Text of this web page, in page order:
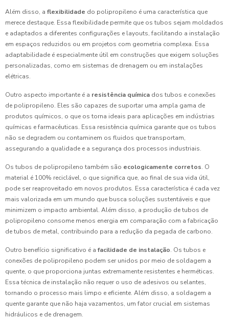
Além disso, a flexibilidade do polipropileno é uma característica que
merece destaque. Essa flexibilidade permite que os tubos sejam moldados
e adaptados a diferentes configurações e layouts, facilitando a instalação
em espaços reduzidos ou em projetos com geometria complexa. Essa
adaptabilidade é especialmente útil em construções que exigem soluções
personalizadas, como em sistemas de drenagem ou em instalações
elétricas.
Outro aspecto importante é a resistência química dos tubos e conexões
de polipropileno. Eles são capazes de suportar uma ampla gama de
produtos químicos, o que os torna ideais para aplicações em indústrias
químicas e farmacêuticas. Essa resistência química garante que os tubos
não se degradem ou contaminem os fluidos que transportam,
assegurando a qualidade e a segurança dos processos industriais.
Os tubos de polipropileno também são ecologicamente corretos. O
material é 100% reciclável, o que significa que, ao final de sua vida útil,
pode ser reaproveitado em novos produtos. Essa característica é cada vez
mais valorizada em um mundo que busca soluções sustentáveis e que
minimizem o impacto ambiental. Além disso, a produção de tubos de
polipropileno consome menos energia em comparação com a fabricação
de tubos de metal, contribuindo para a redução da pegada de carbono.
Outro benefício significativo é a facilidade de instalação. Os tubos e
conexões de polipropileno podem ser unidos por meio de soldagem a
quente, o que proporciona juntas extremamente resistentes e herméticas.
Essa técnica de instalação não requer o uso de adesivos ou selantes,
tornando o processo mais limpo e eficiente. Além disso, a soldagem a
quente garante que não haja vazamentos, um fator crucial em sistemas
hidráulicos e de drenagem.